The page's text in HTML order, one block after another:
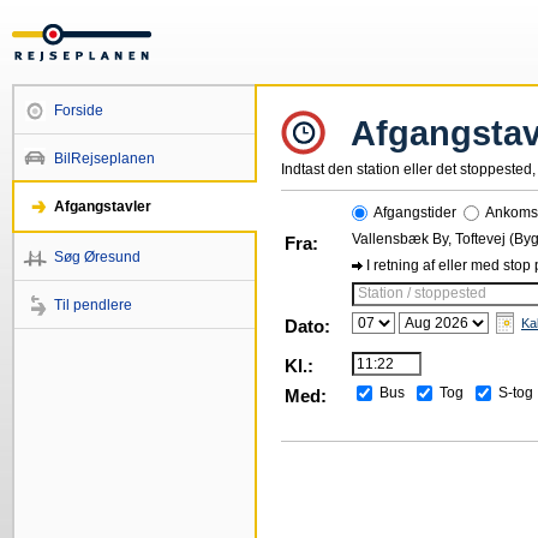
Forside
BilRejseplanen
Afgangstavler
Søg Øresund
Til pendlere
Indtast den station eller det
Afgangstider
Fra:
Vallensbæk By, Toftevej
I retning af eller med stop
Station / stoppested
Dato:
Kl.:
Med:
Bus Tog S-tog